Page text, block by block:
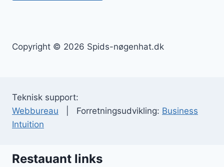
Copyright © 2026 Spids-nøgenhat.dk
Teknisk support:
Webbureau | Forretningsudvikling: Business
Intuition
Restauant links